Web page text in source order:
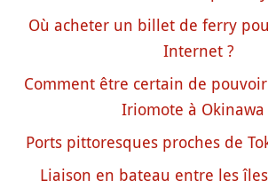
Où acheter un billet de ferry
Internet ?
Comment être certain de
Iriomote à Okinawa
Ports pittoresques proches de
Liaison en bateau entre les